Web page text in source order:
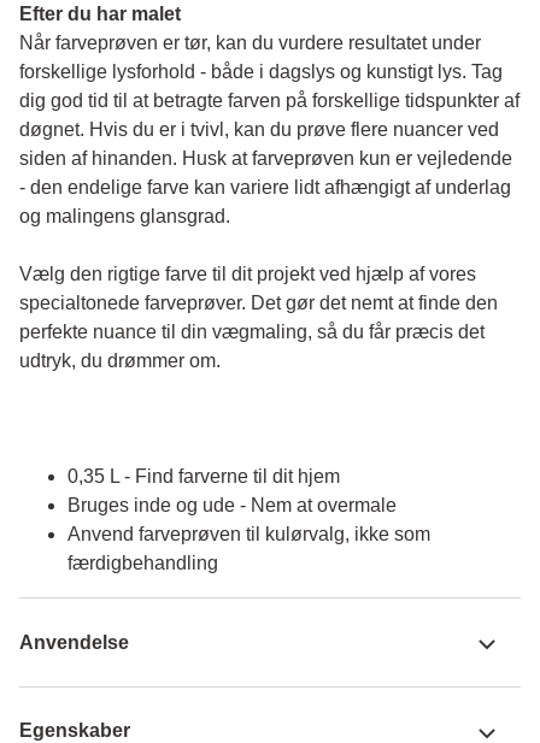
Efter du har malet
Når farveprøven er tør, kan du vurdere resultatet under
forskellige lysforhold - både i dagslys og kunstigt lys. Tag
dig god tid til at betragte farven på forskellige tidspunkter af
døgnet. Hvis du er i tvivl, kan du prøve flere nuancer ved
siden af hinanden. Husk at farveprøven kun er vejledende
- den endelige farve kan variere lidt afhængigt af underlag
og malingens glansgrad.
Vælg den rigtige farve til dit projekt ved hjælp af vores
specialtonede farveprøver. Det gør det nemt at finde den
perfekte nuance til din vægmaling, så du får præcis det
udtryk, du drømmer om.
0,35 L - Find farverne til dit hjem
Bruges inde og ude - Nem at overmale
Anvend farveprøven til kulørvalg, ikke som
færdigbehandling
Anvendelse
Egenskaber